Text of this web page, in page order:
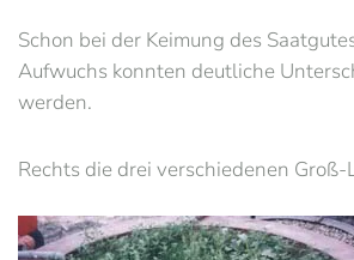
Schon bei der Keimung des
Aufwuchs konnten deutliche
werden.
Rechts die drei verschiedenen Groß-